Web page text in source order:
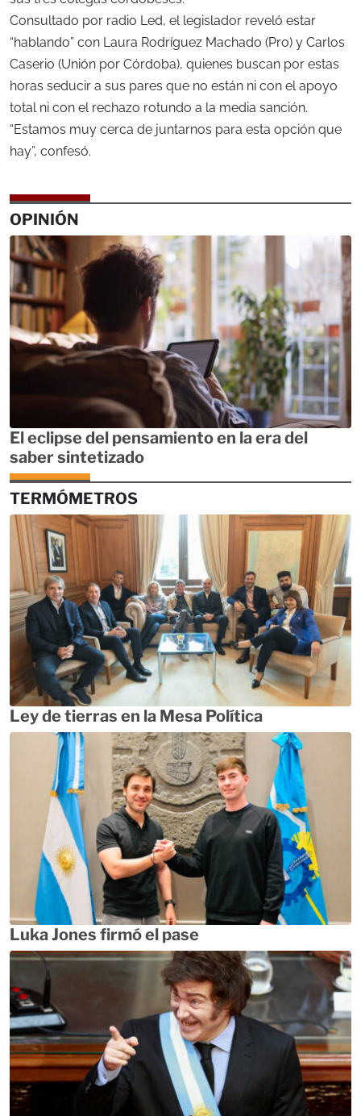
Consultado por radio Led, el legislador reveló estar
“hablando” con Laura Rodríguez Machado (Pro) y Carlos
Caserio (Unión por Córdoba), quienes buscan por estas
horas seducir a sus pares que no están ni con el apoyo
total ni con el rechazo rotundo a la media sanción.
“Estamos muy cerca de juntarnos para esta opción que
hay”, confesó.
OPINIÓN
El eclipse del pensamiento en la era del
saber sintetizado
TERMÓMETROS
Ley de tierras en la Mesa Política
Luka Jones firmó el pase